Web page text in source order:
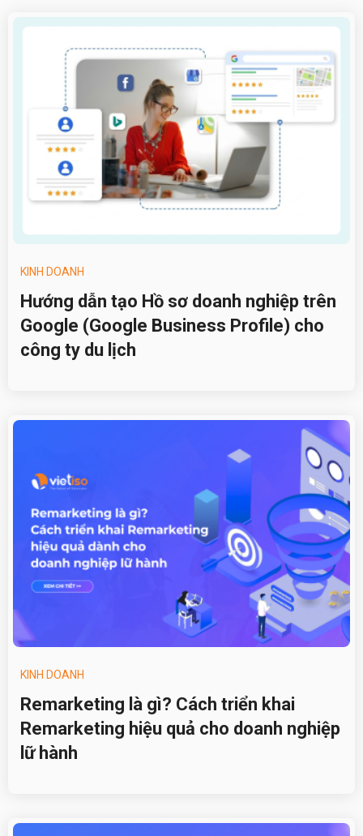
KINH DOANH
Hướng dẫn tạo Hồ sơ doanh nghiệp trên
Google (Google Business Profile) cho
công ty du lịch
KINH DOANH
Remarketing là gì? Cách triển khai
Remarketing hiệu quả cho doanh nghiệp
lữ hành